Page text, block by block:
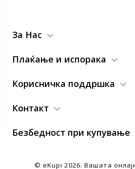
За Нас
Плаќање и испорака
Корисничка поддршка
Контакт
Безбедност при купување
© eKupi2026. Вашата